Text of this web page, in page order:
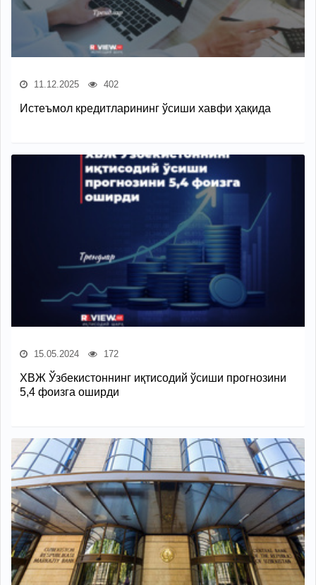
11.12.2025 402
Истеъмол кредитларининг ўсиши хавфи ҳақида
15.05.2024 172
ХВЖ Ўзбекистоннинг иқтисодий ўсиши прогнозини
5,4 фоизга оширди